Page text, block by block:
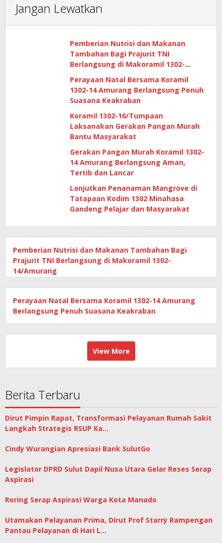
Jangan Lewatkan
Pemberian Nutrisi dan Makanan
Tambahan Bagi Prajurit TNI
Berlangsung di Makoramil 1302-
Perayaan Natal Bersama Koramil
1302-14 Amurang Berlangsung Penuh
Suasana Keakraban
Koramil 1302-16/Tumpaan
Laksanakan Gerakan Pangan Murah
Bantu Masyarakat
Gerakan Pangan Murah Koramil 1302-
14 Amurang Berlangsung Aman,
Tertib dan Lancar
Lanjutkan Penanaman Mangrove di
Tatapaan Kodim 1302 Minahasa
Gandeng Pelajar dan Masyarakat
Pemberian Nutrisi dan Makanan Tambahan Bagi
Prajurit TNI Berlangsung di Makoramil 1302-
14/Amurang
Perayaan Natal Bersama Koramil 1302-14 Amurang
Berlangsung Penuh Suasana Keakraban
View More
Berita Terbaru
Dirut Pimpin Rapat, Transformasi Pelayanan Rumah Sakit
Langkah Strategis RSUP Ka…
Cindy Wurangian Apresiasi Bank SulutGo
Legislator DPRD Sulut Dapil Nusa Utara Gelar Reses Serap
Aspirasi
Roring Serap Aspirasi Warga Kota Manado
Utamakan Pelayanan Prima, Dirut Prof Starry Rampengan
Pantau Pelayanan di Hari L…